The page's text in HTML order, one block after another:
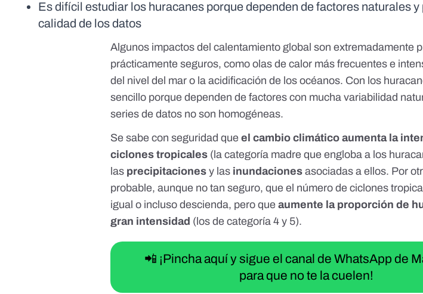
Es difícil estudiar los huracanes porque dependen de factores naturales
calidad de los datos
Algunos impactos del calentamiento global son extremadamente
prácticamente seguros, comoolas de calor más frecuentes e
del nivel del mar o laacidificación de los océanos. Con los
sencillo porque dependen de factores con mucha variabilidad
series de datos no son homogéneas.
Se sabe con seguridad queel cambio climático aumenta la
ciclones tropicales (la categoría madre que engloba a los
las precipitacionesy las inundaciones asociadas a ellos. Por
probable, aunque no tan seguro, que el número de ciclones
igual o incluso descienda, pero queaumente la proporción de
gran intensidad (los de categoría 4 y 5).
📲 ¡Pincha aquí y sigue el canal de WhatsApp de
para que no te la cuelen!